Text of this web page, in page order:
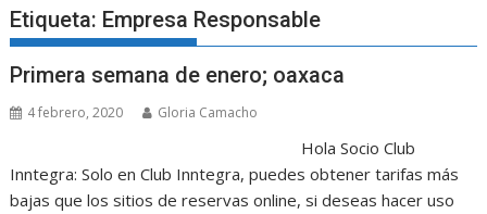
Etiqueta: Empresa Responsable
Primera semana de enero; oaxaca
4 febrero, 2020 Gloria Camacho
Hola Socio Club
Inntegra: Solo en Club Inntegra, puedes obtener tarifas más
bajas que los sitios de reservas online, si deseas hacer uso